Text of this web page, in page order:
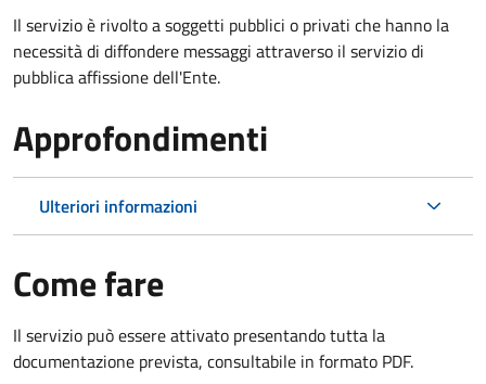
Il servizio è rivolto a soggetti pubblici o privati che hanno la
necessità di diffondere messaggi attraverso il servizio di
pubblica affissione dell'Ente.
Approfondimenti
Ulteriori informazioni
Come fare
Il servizio può essere attivato presentando tutta la
documentazione prevista, consultabile in formato PDF.